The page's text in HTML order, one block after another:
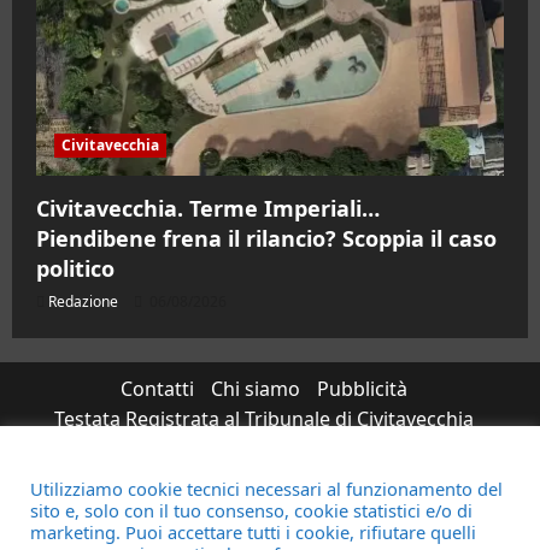
Civitavecchia
Civitavecchia. Terme Imperiali…
Piendibene frena il rilancio? Scoppia il caso
politico
Redazione
Contatti Chi siamo
Pubblicità
Testata Registrata al Tribunale di Civitavecchia
Micaela Taroni
FacebookInstagram
YouTube
TwitterEmail
Utilizziamo cookie tecnici necessari al funzionamento del
sito e, solo con il tuo consenso, cookie statistici e/o di
marketing. Puoi accettare tutti i cookie, rifiutare quelli